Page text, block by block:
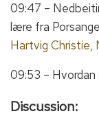
09:47 –
lære fra
Hartvig Christie,
09:53 – Hvordan
Discussion: